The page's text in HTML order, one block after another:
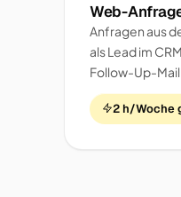
Web-
Anfragen aus
als Lead im
Follow-Up-
2 h/Woche